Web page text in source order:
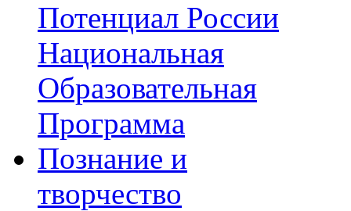
Потенциал России
Национальная
Образовательная
Программа
Познание и
творчество